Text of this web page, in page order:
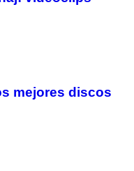
mejores discos